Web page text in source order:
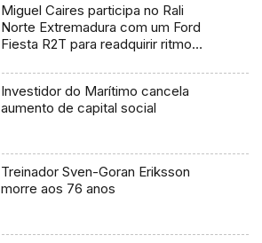
Miguel Caires participa no Rali
Norte Extremadura com um Ford
Fiesta R2T para readquirir ritmo
Investidor do Marítimo cancela
aumento de capital social
Treinador Sven-Goran Eriksson
morre aos 76 anos